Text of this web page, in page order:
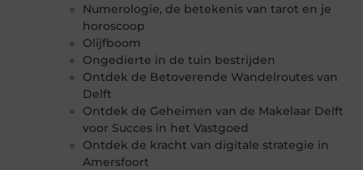
Numerologie, de betekenis van tarot en je
horoscoop
Olijfboom
Ongedierte in de tuin bestrijden
Ontdek de Betoverende Wandelroutes van
Delft
Ontdek de Geheimen van de Makelaar Delft
voor Succes in het Vastgoed
Ontdek de kracht van digitale strategie in
Amersfoort